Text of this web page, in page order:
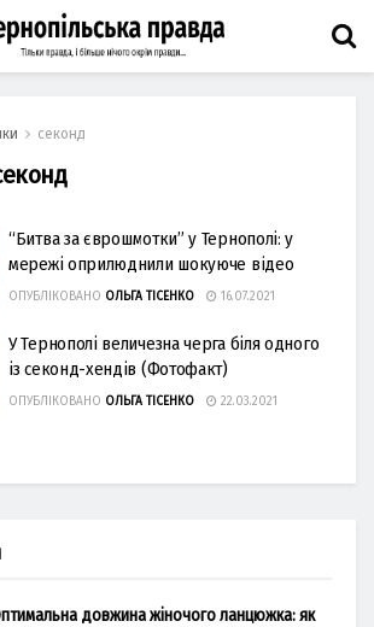
секонд
“Битва за єврошмотки” у Тернополі: у
мережі оприлюднили шокуюче відео
ОПУБЛІКОВАНО ОЛЬГА ТІСЕНКО 16.07.2021
У Тернополі величезна черга біля одного
із секонд-хендів (Фотофакт)
ОПУБЛІКОВАНО ОЛЬГА ТІСЕНКО 22.03.2021
довжина жіночого ланцюжка: як